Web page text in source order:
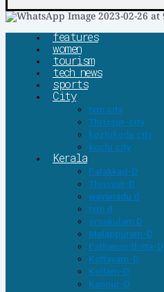
features
women
tourism
tech news
sports
City
tvm city
Thrissur-city
kozhikode city
kochi city
Kerala
Palakkad-D
Thrissur-D
wayanadu d
tvm d
ernakulam D
Malappuram-D
Pathanamthitta-D
Kottayam-D
Kollam-D
Kannur-D